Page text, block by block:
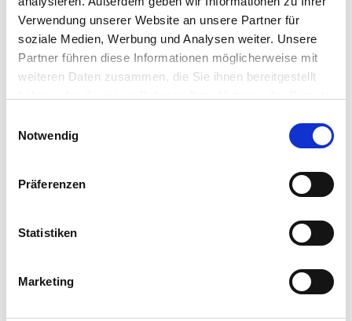
Verwendung unserer Website an unsere Partner für
soziale Medien, Werbung und Analysen weiter. Unsere
Partner führen diese Informationen möglicherweise mit
weiteren Daten zusammen, die Sie ihnen bereitgestellt
Notwendig
Präferenzen
Statistiken
Marketing
Learn moreabout how you can simplify
endpoint security and accelerate
recovery with IGEL Adaptive Secure
LinkedIn Slack